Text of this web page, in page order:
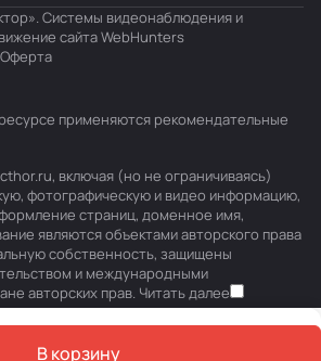
В корзину
Системы видеонаблюдения и
сайтаWebHunters
Оферта
применяются рекомендательные
включая (но не ограничиваясь)
фотографическую и видео информацию,
страниц, доменное имя,
являются объектами авторского права
собственность, защищены
и международными
авторских прав. Читать далее